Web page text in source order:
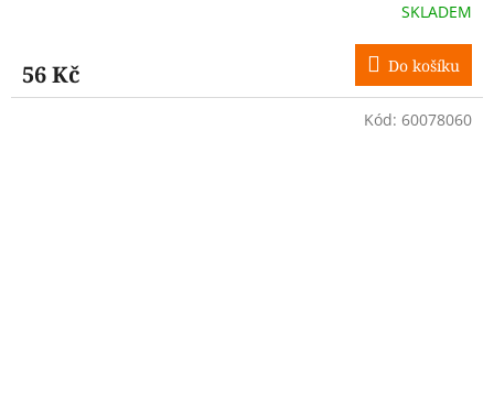
SKLADEM
56 Kč Do košíku
Kód: 60078060